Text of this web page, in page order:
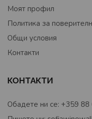
Моят профил
Политика за
Общи условия
Контакти
КОНТАКТИ
Обадете ни се: +359